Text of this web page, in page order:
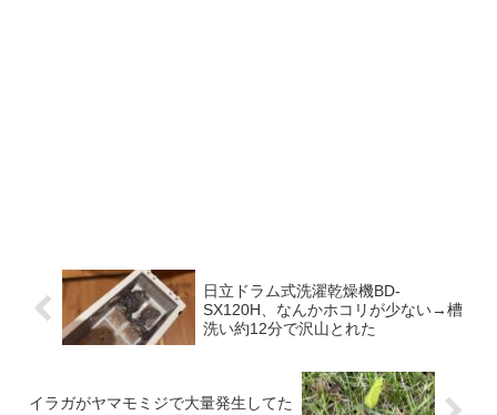
日立ドラム式洗濯乾燥機BD-
SX120H、なんかホコリが少ない→槽
洗い約12分で沢山とれた
イラガがヤマモミジで大量発生してた